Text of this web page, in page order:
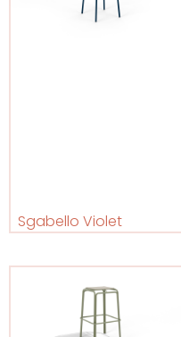
Sgabello Violet